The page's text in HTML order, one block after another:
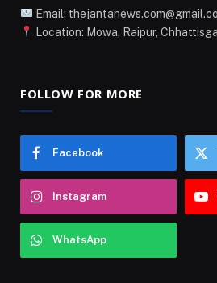
Email:
Location: Mowa, Raipur,
FOLLOW FOR MORE
Facebook
Instagram
WhatsApp